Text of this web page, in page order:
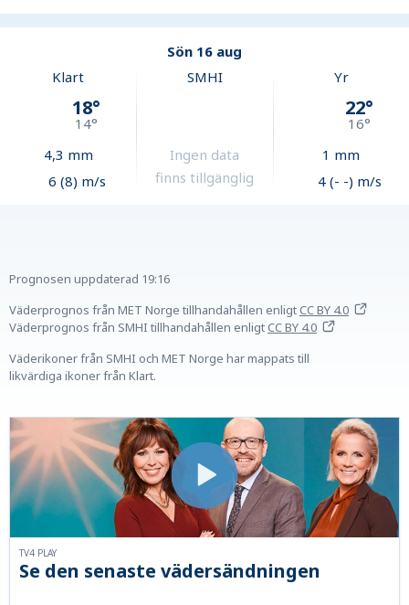
Sön 16 aug
Klart
18°
14°
4,3 mm
6 (8) m/s
SMHI
Ingen data
finns tillgänglig
Yr
22°
16°
1 mm
4 (- -) m/s
Prognosen uppdaterad 19:16
Väderprognos från MET Norge tillhandahållen enligtCC BY 4.0
Väderprognos från SMHI tillhandahållen enligtCC BY 4.0
Väderikoner från SMHI och MET Norge har mappats till
likvärdiga ikoner från Klart.
Se den senaste vädersändningen
TV4 PLAY